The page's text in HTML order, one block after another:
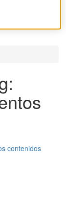
contenidos